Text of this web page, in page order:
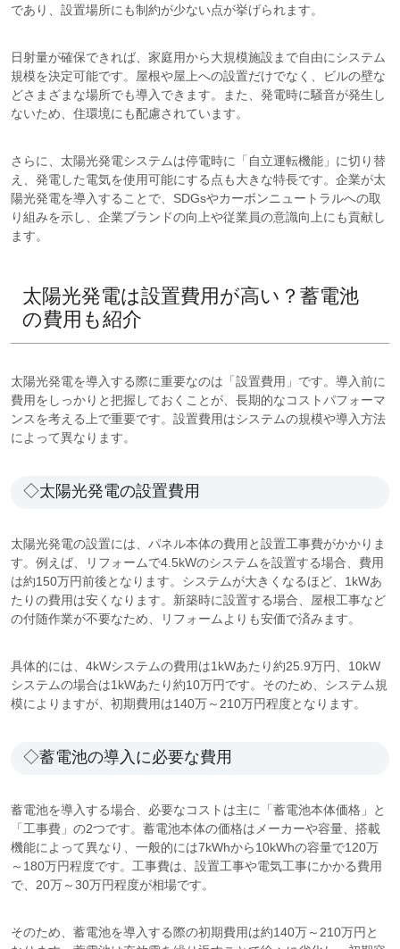
であり、設置場所にも制約が少ない点が挙げられます。
日射量が確保できれば、家庭用から大規模施設まで自由にシステム
規模を決定可能です。屋根や屋上への設置だけでなく、ビルの壁な
どさまざまな場所でも導入できます。また、発電時に騒音が発生し
ないため、住環境にも配慮されています。
さらに、太陽光発電システムは停電時に「自立運転機能」に切り替
え、発電した電気を使用可能にする点も大きな特長です。企業が太
陽光発電を導入することで、SDGsやカーボンニュートラルへの取
り組みを示し、企業ブランドの向上や従業員の意識向上にも貢献し
ます。
太陽光発電は設置費用が高い？蓄電池
の費用も紹介
太陽光発電を導入する際に重要なのは「設置費用」です。導入前に
費用をしっかりと把握しておくことが、長期的なコストパフォーマ
ンスを考える上で重要です。設置費用はシステムの規模や導入方法
によって異なります。
◇太陽光発電の設置費用
太陽光発電の設置には、パネル本体の費用と設置工事費がかかりま
す。例えば、リフォームで4.5kWのシステムを設置する場合、費用
は約150万円前後となります。システムが大きくなるほど、1kWあ
たりの費用は安くなります。新築時に設置する場合、屋根工事など
の付随作業が不要なため、リフォームよりも安価で済みます。
具体的には、4kWシステムの費用は1kWあたり約25.9万円、10kW
システムの場合は1kWあたり約10万円です。そのため、システム規
模によりますが、初期費用は140万～210万円程度となります。
◇蓄電池の導入に必要な費用
蓄電池を導入する場合、必要なコストは主に「蓄電池本体価格」と
「工事費」の2つです。蓄電池本体の価格はメーカーや容量、搭載
機能によって異なり、一般的には7kWhから10kWhの容量で120万
～180万円程度です。工事費は、設置工事や電気工事にかかる費用
で、20万～30万円程度が相場です。
そのため、蓄電池を導入する際の初期費用は約140万～210万円と